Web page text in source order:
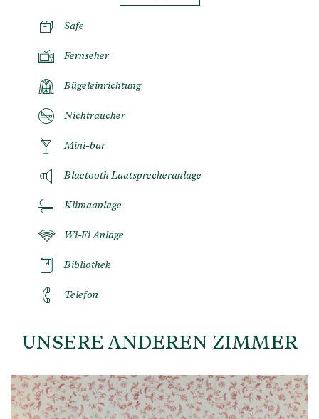
Safe
Fernseher
Bügeleinrichtung
Nichtraucher
Mini-bar
Bluetooth Lautsprecheranlage
Klimaanlage
Wi-Fi Anlage
Bibliothek
Telefon
UNSERE ANDEREN ZIMMER